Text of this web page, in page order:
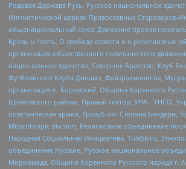
Родовая Держава Русь, Русское национальное
Инглистической церкви Православных Староверов-
общенациональный союз, Движение против
Кровь и Честь, О свободе совести и о религиозных
организация общественного политического
национальное единство, Северное Братство, Клуб
Футбольного Клуба Динамо, Файзрахманисты,
организация п. Боровский, Община Коренного
Щелковского района, Правый сектор, УНА - УНСО,
повстанческая армия, Тризуб им. Степана Бандеры,
Misanthropic division, Религиозное объединение
Народная Социальная Инициатива, TulaSkins,
объединение Русские, Русское национальное
Мирмамеда, Община Коренного Русского народа г.